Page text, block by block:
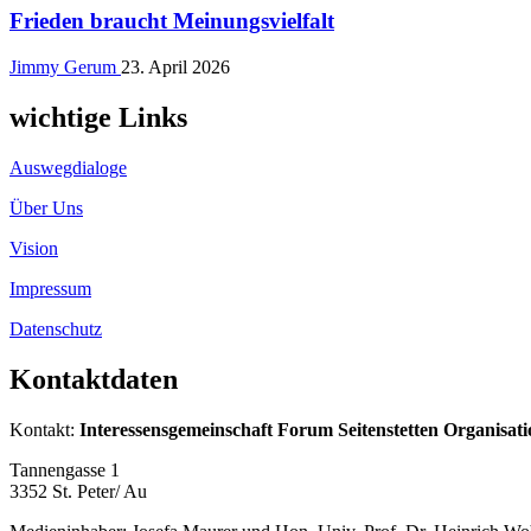
Frieden braucht Meinungsvielfalt
Jimmy Gerum 23. April 2026
wichtige Links
Auswegdialoge
Über Uns
Vision
Impressum
Datenschutz
Kontaktdaten
Kontakt: Interessensgemeinschaft Forum Seitenstetten
Tannengasse 1
3352 St. Peter/ Au